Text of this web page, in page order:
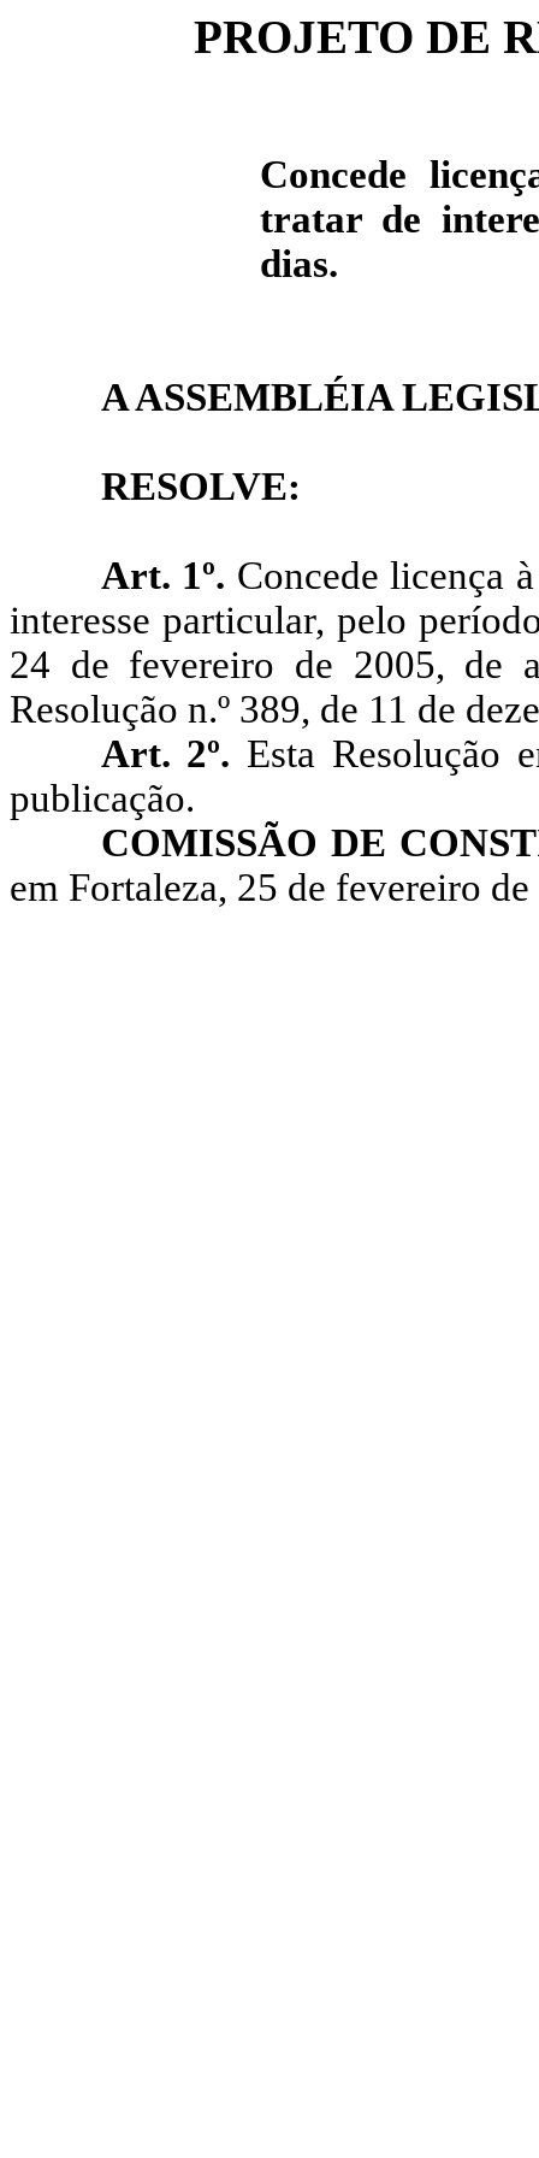
PROJETO DE
Concede
tratar de
dias.
A ASSEMBLÉIA
RESOLVE:
Art. 1º. Concede licença
interesse particular, pelo
24 de fevereiro de 2005, de
Resolução n.º 389, de 11 de
Art. 2º. Esta Resolução
publicação.
COMISSÃO DE
em Fortaleza, 25 de fevereiro